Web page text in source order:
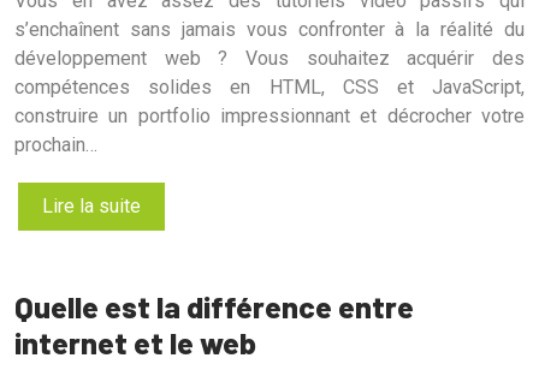
s’enchaînent sans jamais vous confronter à la réalité du
développement web ? Vous souhaitez acquérir des
compétences solides en HTML, CSS et JavaScript,
construire un portfolio impressionnant et décrocher votre
prochain…
Lire la suite
Quelle est la différence entre
internet et le web